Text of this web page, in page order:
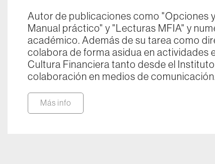
Autor de publicaciones como "Opciones
Manual práctico" y "Lecturas MFIA" y
académico. Además de su tarea como
colabora de forma asidua en actividades
Cultura Financiera tanto desde el
colaboración en medios de
Más info